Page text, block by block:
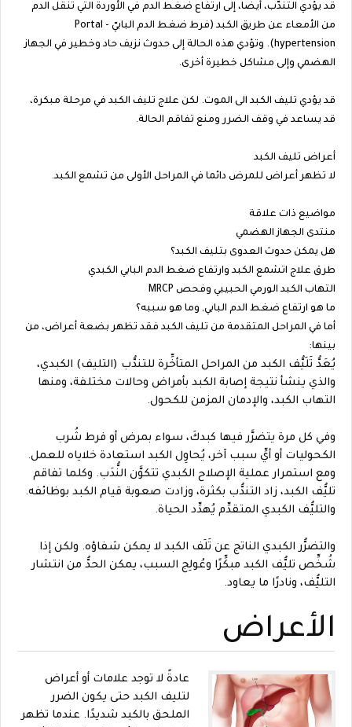
قد يؤدي التندّب، أيضا، إلى ارتفاع ضغط الدم في الأوردة التي تنقل الدم
من الأمعاء عن طريق الكبد (فرط ضغط الدم البابيّ - Portal
hypertension). وتؤدي هذه الحالة إلى حدوث نزيف حاد وخطير في الجهاز
الهضمي وإلى مشاكل خطيرة أخرى.
قد يؤدي تليف الكبد الى الموت. لكن علاج تليف الكبد في مرحلة مبكرة،
قد يساعد في وقف الضرر ومنع تفاقم الحالة.
أعراض تليف الكبد
لا تظهر أعراض للمرض دائما في المراحل الأولى من تشمع الكبد.
مواضيع ذات علاقة
منتدى الجهاز الهضمي
هل يمكن حدوث العدوى بتليف الكبد؟
طرق علاج اتشمع الكبد وارتفاع ضغط الدم البابي الكبدي
التهاب الكبد الورمي الحبيبي وفحص MRCP
ما هو ارتفاع ضغط الدم البابي, وما هو سببه؟
أما في المراحل المتقدمة من تليف الكبد فقد تظهر بضعة أعراض، من
بينها:
يُعَدُّ تَلَيُّف الكبد من المراحل المتأخِّرة للتندُّب (التليف) الكبدي،
والذي ينشأ نتيجة إصابة الكبد بأمراض وحالات مختلفة، ومنها
التهاب الكبد، والإدمان المزمن للكحول.
وفي كل مرة يتضرَّر فيها كبدكَ، سواء بمرض أو فرط شُرب
الكحوليات أو أيِّ سبب آخر، يُحاوِل الكبد استعادة خلاياه للعمل.
ومع استمرار عملية الإصلاح الكبدي تتكوَّن النُّدَب. وكلما تفاقم
تليُّف الكبد، زاد التندُّب بكثرة، وزادت صعوبة قيام الكبد بوظائفه.
والتليُّف الكبدي المتقدِّم يُهدِّد الحياة.
والتضرُّر الكبدي الناتج عن تَلَف الكبد لا يمكن شفاؤه. ولكن إذا
شُخِّص تليُّف الكبد مبكِّرًا وعُولِج السبب، يمكن الحدُّ من انتشار
التليُّف، ونادرًا ما يعاود.
الأعراض
عادةً لا توجد علامات أو أعراض
لتليف الكبد حتى يكون الضرر
الملحق بالكبد شديدًا. عندما تظهر